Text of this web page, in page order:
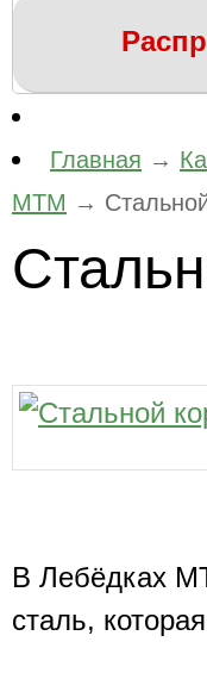
Главная →
МТМ →
В Лебёдках
сталь,